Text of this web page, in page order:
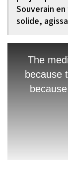
Souverain
solide,
window.
The
because